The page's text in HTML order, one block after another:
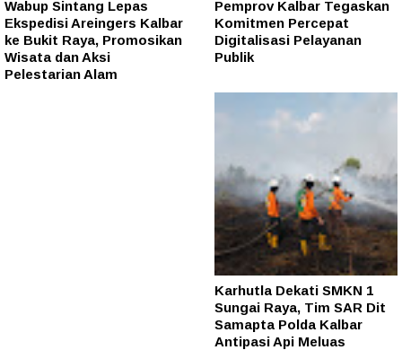
Wabup Sintang Lepas
Ekspedisi Areingers Kalbar
ke Bukit Raya, Promosikan
Wisata dan Aksi
Pelestarian Alam
Pemprov Kalbar Tegaskan
Komitmen Percepat
Digitalisasi Pelayanan
Publik
Karhutla Dekati SMKN 1
Sungai Raya, Tim SAR Dit
Samapta Polda Kalbar
Antipasi Api Meluas